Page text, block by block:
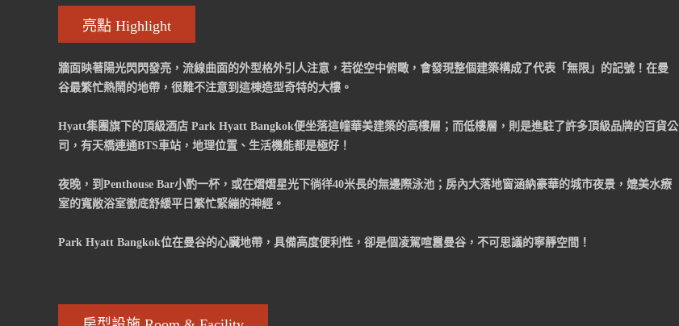
亮點 Highlight
牆面映著陽光閃閃發亮，流線曲面的外型格外引人注意，若從空中俯瞰，會發現整個建築構成了代表「無限」的記號！在曼
谷最繁忙熱鬧的地帶，很難不注意到這棟造型奇特的大樓。
Hyatt集團旗下的頂級酒店 Park Hyatt Bangkok便坐落這幢華美建築的高樓層；而低樓層，則是進駐了許多頂級品牌的百貨公
司，有天橋連通BTS車站，地理位置、生活機能都是極好！
夜晚，到Penthouse Bar小酌一杯，或在熠熠星光下徜徉40米長的無邊際泳池；房內大落地窗涵納豪華的城市夜景，媲美水療
室的寬敞浴室徹底舒緩平日繁忙緊繃的神經。
Park Hyatt Bangkok位在曼谷的心臟地帶，具備高度便利性，卻是個凌駕喧囂曼谷，不可思議的寧靜空間！